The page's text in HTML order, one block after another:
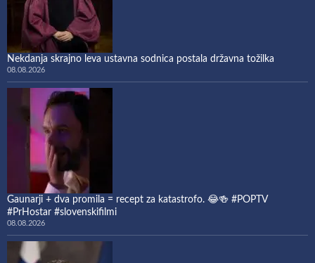
Nekdanja skrajno leva ustavna sodnica postala državna tožilka
08.08.2026
Gaunarji + dva promila = recept za katastrofo. 😂🍻 #POPTV
#PrHostar #slovenskifilmi
08.08.2026